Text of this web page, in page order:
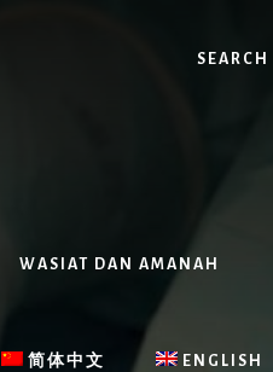
WASIAT DAN AMANAH
简体中文 ENGLISH